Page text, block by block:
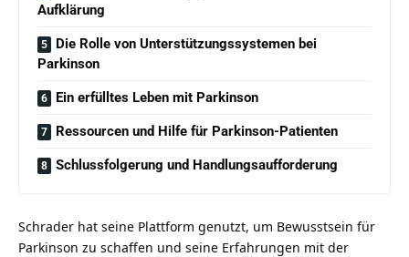
Aufklärung
Die Rolle von Unterstützungssystemen bei
Parkinson
Ein erfülltes Leben mit Parkinson
Ressourcen und Hilfe für Parkinson-Patienten
Schlussfolgerung und Handlungsaufforderung
Schrader hat seine Plattform genutzt, um Bewusstsein für
Parkinson zu schaffen und seine Erfahrungen mit der